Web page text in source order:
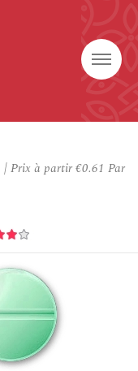
|Prix à partir€0.61 Par